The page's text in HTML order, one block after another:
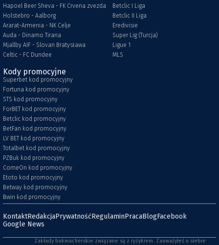
Hapoel Beer Sheva - FK Crvena zvezda
Holstebro - Aalborg
Ararat-Armenia - NK Celje
Auda - Dinamo Tirana
Mjallby AIF - Slovan Bratysława
Celtic - FC Dundee
Betclic I Liga
Betclic II Liga
Eredivisie
Super Lig (Turcja)
Ligue 1
MLS
Kody promocyjne
Superbet kod promocyjny
Fortuna kod promocyjny
STS kod promocyjny
ForBET kod promocyjny
Betclic kod promocyjny
BetFan kod promocyjny
LV BET kod promocyjny
Totalbet kod promocyjny
PZBuk kod promocyjny
ComeOn kod promocyjny
Etoto kod promocyjny
Betway kod promocyjny
Bwin kod promocyjny
KontaktRedakcjaPrywatnośćRegulaminPracaBlogFacebook
Google News
Zakłady bukmacherskie związane są z ryzykiem. Zauważyłeś u siebie